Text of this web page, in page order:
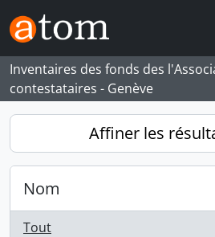
Skip to main content
Inventaires des fonds des
contestataires - Genève
Affiner les
Nom
Tout